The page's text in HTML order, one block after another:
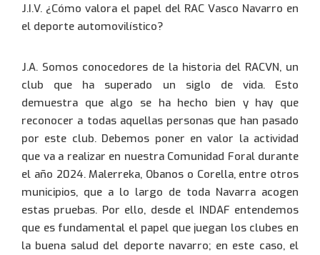
J.I.V. ¿Cómo valora el papel del RAC Vasco Navarro en
el deporte automovilístico?
J.A. Somos conocedores de la historia del RACVN, un
club que ha superado un siglo de vida. Esto
demuestra que algo se ha hecho bien y hay que
reconocer a todas aquellas personas que han pasado
por este club. Debemos poner en valor la actividad
que va a realizar en nuestra Comunidad Foral durante
el año 2024. Malerreka, Obanos o Corella, entre otros
municipios, que a lo largo de toda Navarra acogen
estas pruebas. Por ello, desde el INDAF entendemos
que es fundamental el papel que juegan los clubes en
la buena salud del deporte navarro; en este caso, el
Entrar